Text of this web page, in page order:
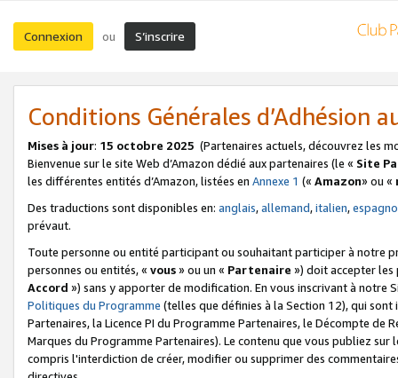
Connexion ou S’inscrire
Conditions Générales d’Adhésion
Mises à jour: 15 octobre 2025 (Partenaires actuels, découvrez les
Bienvenue sur le site Web d’Amazon dédié aux partenaires (le « Site
les différentes entités d’Amazon, listées en Annexe 1 (« Amazon» ou «
Des traductions sont disponibles en: anglais,allemand,italien,
prévaut.
Toute personne ou entité participant ou souhaitant participer à notre
personnes ou entités, « vous» ou un « Partenaire ») doit accepter les
Accord ») sans y apporter de modification. En vous inscrivant à notre
Politiques du Programme (telles que définies à la Section 12), qui
Partenaires, la Licence PI du Programme Partenaires, le Décompte de
Marques du Programme Partenaires). Le contenu que vous publiez
compris l'interdiction de créer, modifier ou supprimer des